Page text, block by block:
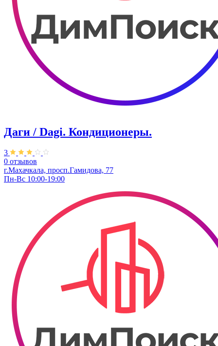
Даги / Dagi. Кондиционеры.
3
0 отзывов
г.Махачкала, просп.Гамидова, 77
Пн-Вс 10:00-19:00